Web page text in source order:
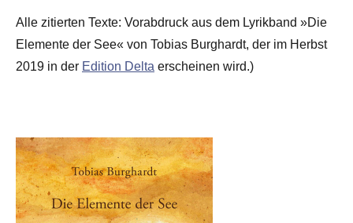
Alle zitierten Texte: Vorabdruck aus dem Lyrikband »Die
Elemente der See« von Tobias Burghardt, der im Herbst
2019 in der Edition Delta erscheinen wird.)